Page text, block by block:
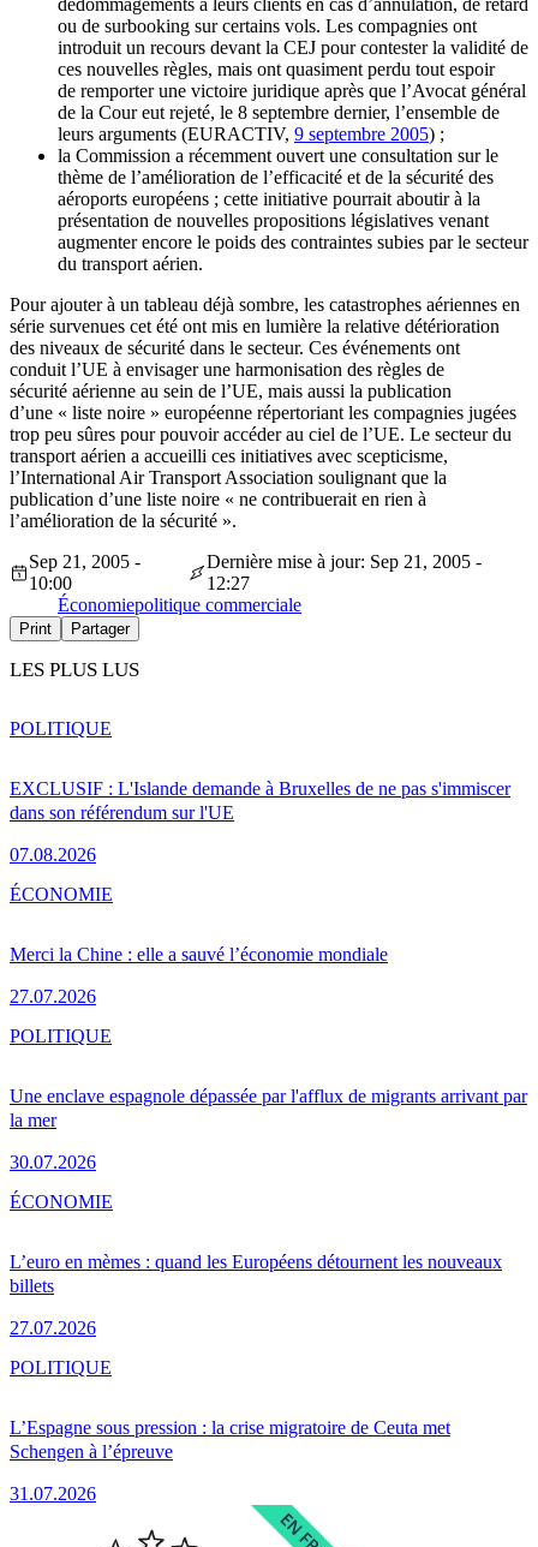
dédommagements à leurs clients en cas d’annulation, de retard
ou de surbooking sur certains vols. Les compagnies ont
introduit un recours devant la CEJ pour contester la validité de
ces nouvelles règles, mais ont quasiment perdu tout espoir
de remporter une victoire juridique après que l’Avocat général
de la Cour eut rejeté, le 8 septembre dernier, l’ensemble de
leurs arguments (EURACTIV, 9 septembre 2005) ;
la Commission a récemment ouvert une consultation sur le
thème de l’amélioration de l’efficacité et de la sécurité des
aéroports européens ; cette initiative pourrait aboutir à la
présentation de nouvelles propositions législatives venant
augmenter encore le poids des contraintes subies par le secteur
du transport aérien.
Pour ajouter à un tableau déjà sombre, les catastrophes aériennes en
série survenues cet été ont mis en lumière la relative détérioration
des niveaux de sécurité dans le secteur. Ces événements ont
conduit l’UE à envisager une harmonisation des règles de
sécurité aérienne au sein de l’UE, mais aussi la publication
d’une « liste noire » européenne répertoriant les compagnies jugées
trop peu sûres pour pouvoir accéder au ciel de l’UE. Le secteur du
transport aérien a accueilli ces initiatives avec scepticisme,
l’International Air Transport Association soulignant que la
publication d’une liste noire « ne contribuerait en rien à
l’amélioration de la sécurité ».
Sep 21, 2005 -
10:00
Dernière mise à jour: Sep 21, 2005 -
12:27
Économiepolitique commerciale
Print Partager
LES PLUS LUS
EXCLUSIF : L'Islande demande à Bruxelles de ne pas s'immiscer
dans son référendum sur l'UE
07.08.2026
POLITIQUE
Merci la Chine : elle a sauvé l’économie mondiale
27.07.2026
ÉCONOMIE
Une enclave espagnole dépassée par l'afflux de migrants arrivant par
la mer
30.07.2026
POLITIQUE
L’euro en mèmes : quand les Européens détournent les nouveaux
billets
27.07.2026
ÉCONOMIE
L’Espagne sous pression : la crise migratoire de Ceuta met
Schengen à l’épreuve
31.07.2026
POLITIQUE